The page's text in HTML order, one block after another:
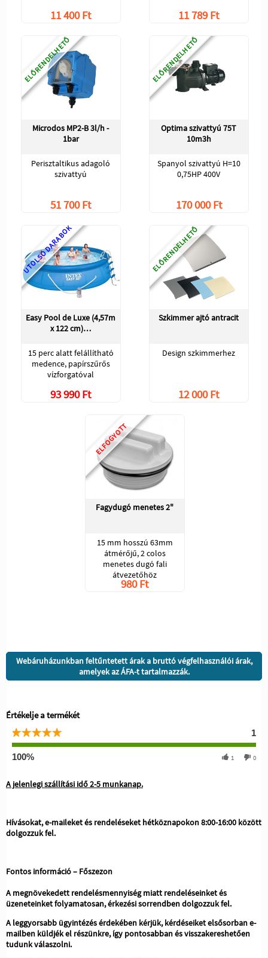
11 400 Ft 11 789 Ft
ELŐRENDELHETŐ
Microdos MP2-B 3l/h -
1bar
Perisztaltikus adagoló
szivattyú
51 700 Ft
ELŐRENDELHETŐ
Optima szivattyú 75T
10m3h
Spanyol szivattyú H=10
0,75HP 400V
170 000 Ft
UTOLSÓ DARABOK
Easy Pool de Luxe (4,57m
x 122 cm)…
15 perc alatt felállítható
medence, papírszűrős
vízforgatóval
93 990 Ft
ELŐRENDELHETŐ
Szkimmer ajtó antracit
Design szkimmerhez
12 000 Ft
ELFOGYOTT
Fagydugó menetes 2"
15 mm hosszú 63mm
átmérőjű, 2 colos
menetes dugó fali
átvezetőhöz
980 Ft
Webáruházunkban feltűntetett árak a bruttó végfelhasználói árak,
amelyek az ÁFA-t tartalmazzák.
Értékelje a termékét
1
100% 1 0
A jelenlegi szállítási idő 2-5 munkanap.
Hívásokat, e-maileket és rendeléseket hétköznapokon 8:00-16:00 között
dolgozzuk fel.
Fontos információ – Főszezon
A megnövekedett rendelésmennyiség miatt rendeléseinket és
üzeneteinket folyamatosan, érkezési sorrendben dolgozzuk fel.
A leggyorsabb ügyintézés érdekében kérjük, kérdéseiket elsősorban e-
mailben küldjék el részünkre, így pontosabban és visszakereshetően
tudunk válaszolni.